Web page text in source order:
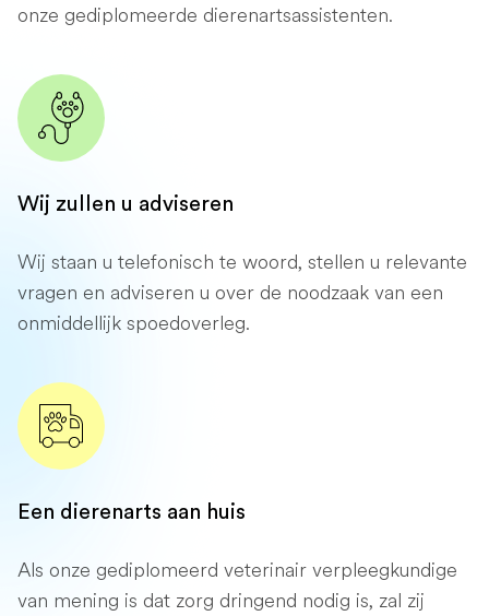
onze gediplomeerde dierenartsassistenten.
Wij zullen u adviseren
Wij staan ​​u telefonisch te woord, stellen u relevante
vragen en adviseren u over de noodzaak van een
onmiddellijk spoedoverleg.
Een dierenarts aan huis
Als onze gediplomeerd veterinair verpleegkundige
van mening is dat zorg dringend nodig is, zal zij